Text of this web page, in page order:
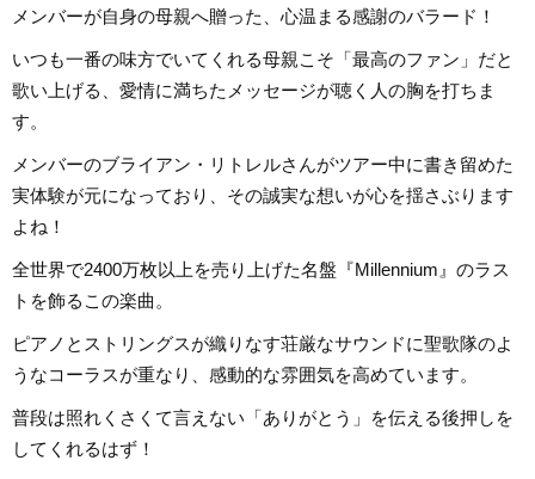
メンバーが自身の母親へ贈った、心温まる感謝のバラード！
いつも一番の味方でいてくれる母親こそ「最高のファン」だと
歌い上げる、愛情に満ちたメッセージが聴く人の胸を打ちま
す。
メンバーのブライアン・リトレルさんがツアー中に書き留めた
実体験が元になっており、その誠実な想いが心を揺さぶります
よね！
全世界で2400万枚以上を売り上げた名盤『Millennium』のラス
トを飾るこの楽曲。
ピアノとストリングスが織りなす荘厳なサウンドに聖歌隊のよ
うなコーラスが重なり、感動的な雰囲気を高めています。
普段は照れくさくて言えない「ありがとう」を伝える後押しを
してくれるはず！